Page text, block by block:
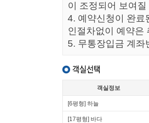
이 조정되어 보여
4. 예약신청이 완
인절차없이 예약은
5. 무통장입금 계
객실정보
[6평형] 하늘
[17평형] 바다